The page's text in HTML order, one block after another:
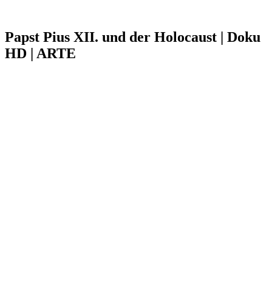
Papst Pius XII. und der Holocaust | Doku
HD | ARTE